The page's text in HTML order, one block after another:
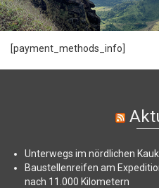
[payment_methods_info]
Unterwegs im nördlichen
Baustellenreifen am
nach 11.000 Kilometern